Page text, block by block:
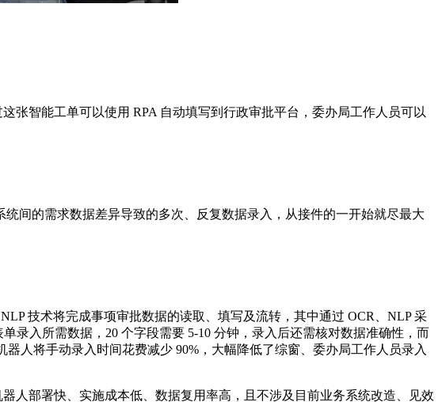
张智能工单可以使用 RPA 自动填写到行政审批平台，委办局工作人员可以
间的需求数据差异导致的多次、反复数据录入，从接件的一开始就尽最大
技术将完成事项审批数据的读取、填写及流转，其中通过 OCR、NLP 采
录入所需数据，20 个字段需要 5-10 分钟，录入后还需核对数据准确性，而
人将手动录入时间花费减少 90%，大幅降低了综窗、委办局工作人员录入
人部署快、实施成本低、数据复用率高，且不涉及目前业务系统改造、见效